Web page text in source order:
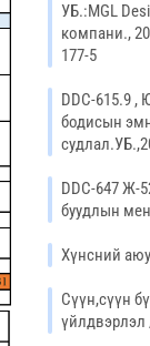
УБ.:MGL
компани.,
177-5
DDC-615.9
бодисын
DDC-647 Ж-
буудлын
Хүнсний
Сүүн,сүүн